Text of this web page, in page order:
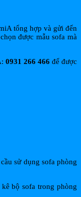
tổng hợp và gửi đến
được mẫu sofa mà
0931 266 466 để được
sử dụng sofa phòng
bộ sofa trong phòng